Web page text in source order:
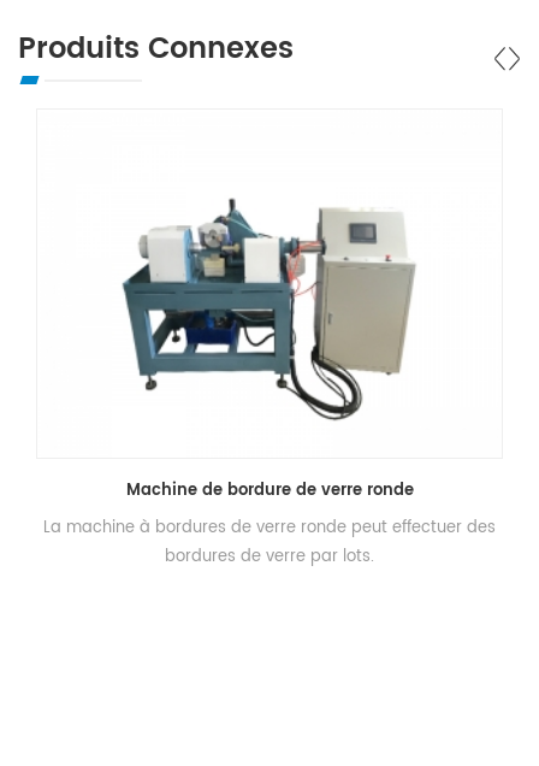
Produits Connexes
Machine de bordure de verre ronde
La machine à bordures de verre ronde peut effectuer des
bordures de verre par lots.